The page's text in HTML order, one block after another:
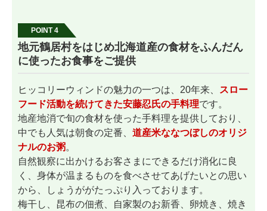
POINT 4
地元鶴居村をはじめ北海道産の食材をふんだん
に使ったお食事をご提供
ヒッコリーウィンドの魅力の一つは、20年来、
スロー
フード活動を続けてきた安藤忍氏の手料理です。
地産地消で旬の食材を使った手料理を提供しており、
中でも人気は朝食の定番、 道産米ななつぼしのオリジ
ナルのお粥。
自然観察に出かけるお客さまにできるだけ消化に良
く、身体が温まるものを食べさせてあげたいとの思い
から、しょうががたっぷり入っております。
梅干し、昆布の佃煮、自家製のお新香、卵焼き、焼き